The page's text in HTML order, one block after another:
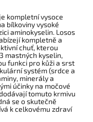
kompletní vysoce
bílkoviny vysoké
aminokyselin. Losos
kompletně a
chuť, kterou
mastných kyselin,
funkci pro kůži a srst
systém (srdce a
minerály a
účinky na močové
tomuto krmivu
se o skutečně
k celkovému zdraví